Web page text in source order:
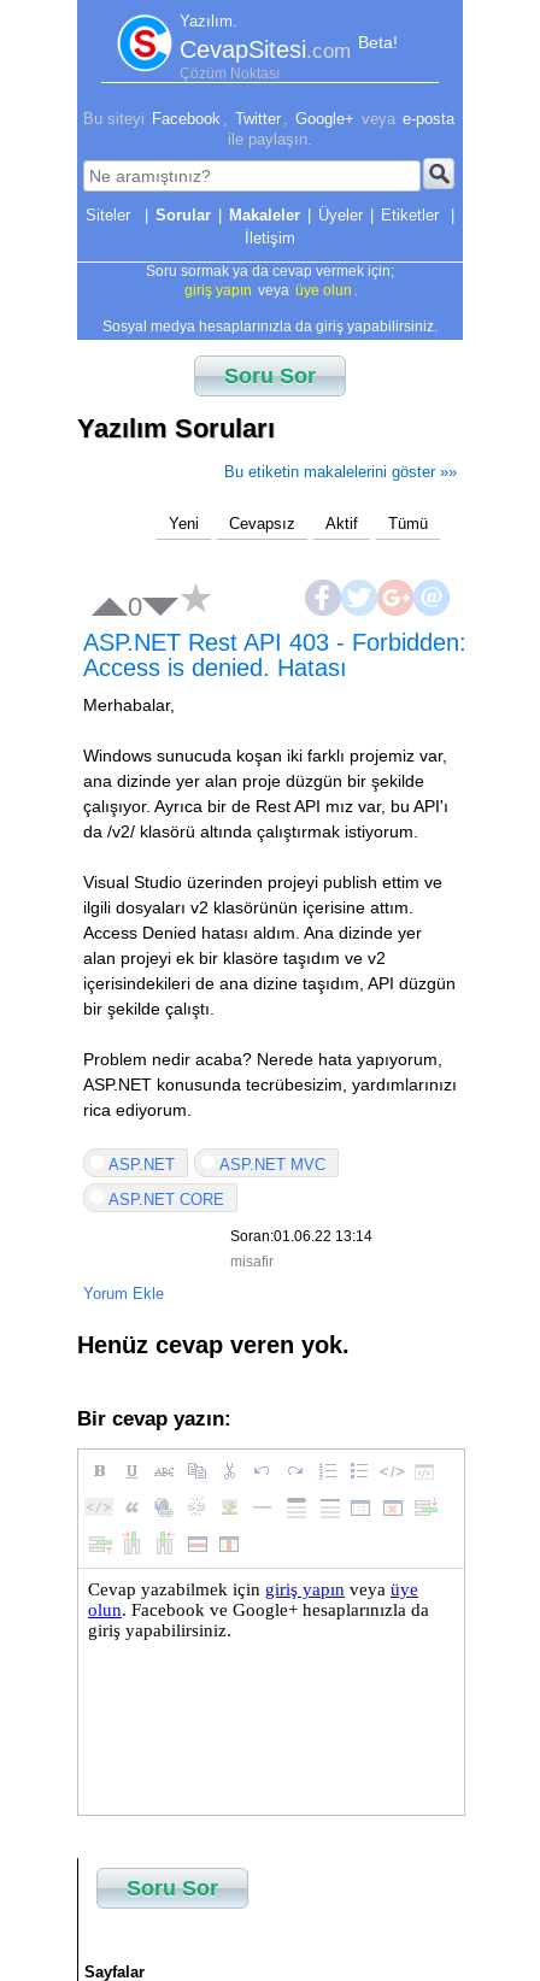
Yazılım.
CevapSitesi.com Beta!
Çözüm Noktası
Bu siteyi Facebook Twitter Google+ veya e-posta
ile paylaşın.
| Sorular | Makaleler | Üyeler | Etiketler
|
İletişim
Soru sormak ya da cevap vermek için;
giriş yapın veya üye olun
Sosyal medya hesaplarınızla da giriş yapabilirsiniz.
Soru Sor
Yazılım Soruları
Bu etiketin makalelerini göster »»
Yeni Cevapsız Aktif Tümü
0
ASP.NET Rest API 403 - Forbidden:
Access is denied. Hatası
Merhabalar,
Windows sunucuda koşan iki farklı projemiz var,
ana dizinde yer alan proje düzgün bir şekilde
çalışıyor. Ayrıca bir de Rest API mız var, bu API'ı
da /v2/ klasörü altında çalıştırmak istiyorum.
Visual Studio üzerinden projeyi publish ettim ve
ilgili dosyaları v2 klasörünün içerisine attım.
Access Denied hatası aldım. Ana dizinde yer
alan projeyi ek bir klasöre taşıdım ve v2
içerisindekileri de ana dizine taşıdım, API düzgün
bir şekilde çalıştı.
Problem nedir acaba? Nerede hata yapıyorum,
ASP.NET konusunda tecrübesizim, yardımlarınızı
rica ediyorum.
ASP.NET
ASP.NET MVC
ASP.NET CORE
Soran:01.06.22 13:14
misafir
Yorum Ekle
Henüz cevap veren yok.
Bir cevap yazın:
Soru Sor
Sayfalar